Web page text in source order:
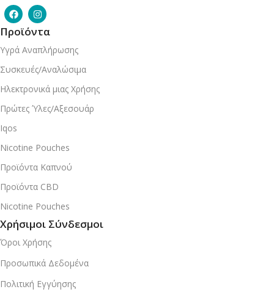
Προϊόντα
Υγρά Αναπλήρωσης
Συσκευές/Αναλώσιμα
Ηλεκτρονικά μιας Χρήσης
Πρώτες Ύλες/Αξεσουάρ
Iqos
Nicotine Pouches
Προϊόντα Καπνού
Προϊόντα CBD
Nicotine Pouches
Χρήσιμοι Σύνδεσμοι
Όροι Χρήσης
Προσωπικά Δεδομένα
Πολιτική Εγγύησης